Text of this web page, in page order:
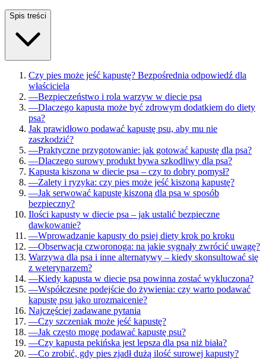
Spis treści
Czy pies może jeść kapustę? Bezpośrednia odpowiedź dla
właściciela
—Bezpieczeństwo i rola warzyw w diecie psa
—Dlaczego kapusta może być zdrowym dodatkiem do diety
psa?
Jak prawidłowo podawać kapustę psu, aby mu nie
zaszkodzić?
—Praktyczne przygotowanie: jak gotować kapustę dla psa?
—Dlaczego surowy produkt bywa szkodliwy dla psa?
Kapusta kiszona w diecie psa – czy to dobry pomysł?
—Zalety i ryzyka: czy pies może jeść kiszoną kapustę?
—Jak serwować kapustę kiszoną dla psa w sposób
bezpieczny?
Ilości kapusty w diecie psa – jak ustalić bezpieczne
dawkowanie?
—Wprowadzanie kapusty do psiej diety krok po kroku
—Obserwacja czworonoga: na jakie sygnały zwrócić uwagę?
Warzywa dla psa i inne alternatywy – kiedy skonsultować się
z weterynarzem?
—Kiedy kapusta w diecie psa powinna zostać wykluczona?
—Współczesne podejście do żywienia: czy warto podawać
kapustę psu jako urozmaicenie?
Najczęściej zadawane pytania
—Czy szczeniak może jeść kapustę?
—Jak często mogę podawać kapustę psu?
—Czy kapusta pekińska jest lepsza dla psa niż biała?
—Co zrobić, gdy pies zjadł dużą ilość surowej kapusty?